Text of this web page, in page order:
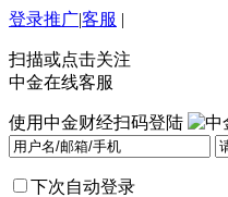
登录推广|客服 |
扫描或点击关注
中金在线客服
使用中金财经扫码登陆
下次自动登录